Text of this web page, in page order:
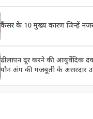
कैंसर के 10 मुख्य कारण जिन्हें
ढीलापन दूर करने की आयुर्वेदिक
यौन अंग की मजबूती के असरदार